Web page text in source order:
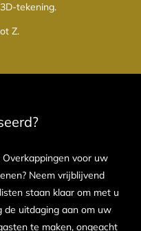
tekening.
Z.
voor uw
Neem vrijblijvend
staan klaar om met u
de uitdaging aan om uw
te maken, ongeacht